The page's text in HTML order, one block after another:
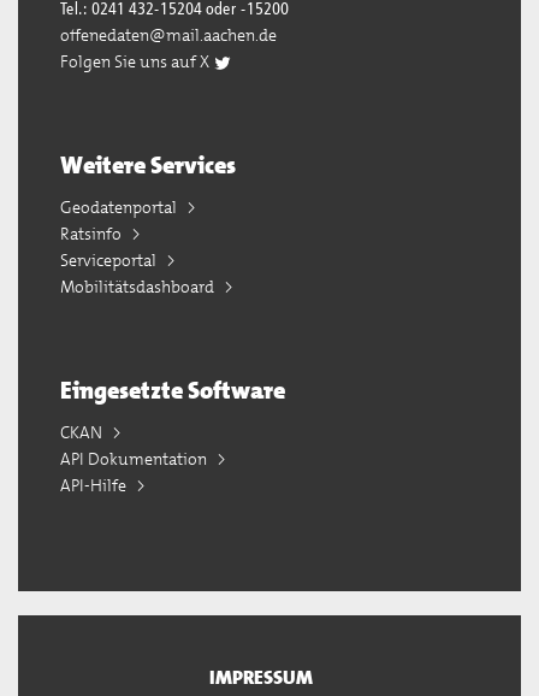
Tel.: 0241 432-15204 oder -15200
offenedaten@mail.aachen.de
Folgen Sie uns auf X
Weitere Services
Geodatenportal
Ratsinfo
Serviceportal
Mobilitätsdashboard
Eingesetzte Software
CKAN
API Dokumentation
API-Hilfe
IMPRESSUM